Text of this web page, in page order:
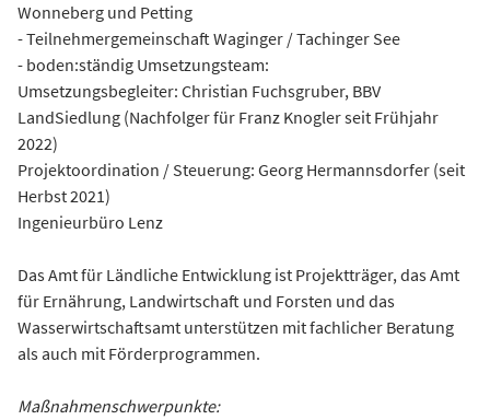
Wonneberg und Petting
- Teilnehmergemeinschaft Waginger / Tachinger See
- boden:ständig Umsetzungsteam:
Umsetzungsbegleiter: Christian Fuchsgruber, BBV
LandSiedlung (Nachfolger für Franz Knogler seit Frühjahr
2022)
Projektoordination / Steuerung: Georg Hermannsdorfer (seit
Herbst 2021)
Ingenieurbüro Lenz
Das Amt für Ländliche Entwicklung ist Projektträger, das Amt
für Ernährung, Landwirtschaft und Forsten und das
Wasserwirtschaftsamt unterstützen mit fachlicher Beratung
als auch mit Förderprogrammen.
Maßnahmenschwerpunkte: